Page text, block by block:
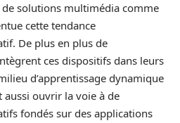
solutions multimédia comme
cette tendance
De plus en plus de
ces dispositifs dans leurs
d’apprentissage dynamique
ouvrir la voie à de
fondés sur des applications